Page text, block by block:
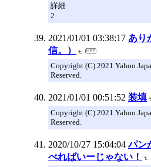
詳細
2
2021/01/01 03:38:17 あり
信。）
Copyright (C) 2021 Yahoo
Reserved.
2021/01/01 00:51:52 装填
Copyright (C) 2021 Yahoo
Reserved.
2020/10/27 15:04:04 パン
べればいーじゃない！